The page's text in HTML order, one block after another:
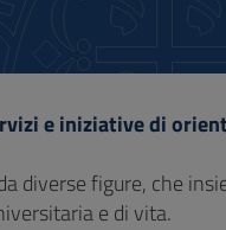
e iniziative di
diverse figure, che
e di vita.